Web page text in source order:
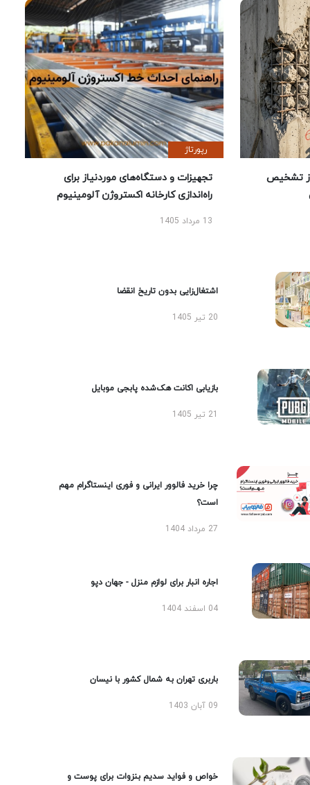
تشخیص
رپورتاژ
تجهیزات و دستگاه‌های موردنیاز برای
راه‌اندازی کارخانه اکستروژن آلومینیوم
13 مرداد 1405
اشتغال‌زایی بدون تاریخ انقضا
20 تیر 1405
بازیابی اکانت هک‌شده پابجی موبایل
چرا خرید فالوور ایرانی و فوری اینستاگرام مهم
است؟
27 مرداد 1404
اجاره انبار برای لوازم منزل - جهان دپو
04 اسفند 1404
باربری تهران به شمال کشور با نیسان
09 آبان 1403
خواص و فواید سدیم بنزوات برای پوست و